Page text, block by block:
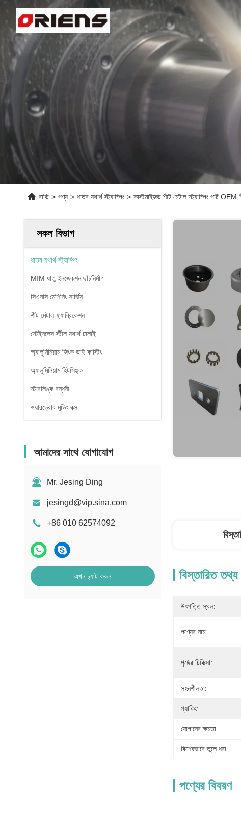
বাড়ি > পণ্য > ধাতব যথার্থ স্ট্যাম্পিং > কাস্টমাইজড শীট মেটাল স্ট্যাম্পিং পার্ট OEM
সকল বিভাগ
ধাতব যথার্থ স্ট্যাম্পিং
MIM ধাতু ইনজেকশন ছাঁচনির্মাণ
সিএনসি মেশিনিং সার্ভিস
শীট মেটাল ফ্যাব্রিকেশন
স্টেইনলেস স্টীল যথার্থ ঢালাই
অ্যালুমিনিয়াম জিংক ডাই কাস্টিং
অ্যালুমিনিয়াম হিটসিঙ্ক
স্টারলিঙ্ক বন্ধনী
ওয়ারড্রোব মুভিং বক্স
আমাদের সাথে যোগাযোগ
Mr. Jesing Ding
jesingd@vip.sina.com
+86 010 62574092
এখন চ্যাট করুন বিস্তারিত তথ্য
উৎপত্তি স্থল:
পণ্যের নাম:
পৃষ্ঠের চিকিত্সা:
সহনশীলতা:
প্যাকিং:
যোগানের ক্ষমতা:
বিশেষভাবে তুলে ধরা:
পণ্যের বিবরণ